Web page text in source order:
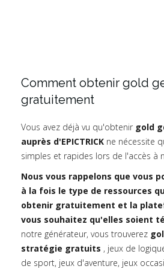
Comment obtenir gold
gratuitement
Vous avez déjà vu qu'obtenir gold
auprès d'EPICTRICK ne nécessite
simples et rapides lors de l'accès à
Nous vous rappelons que vous
à la fois le type de ressources
obtenir gratuitement et la
vous souhaitez qu'elles soient
notre générateur, vous trouverez
stratégie gratuits , jeux de
de sport, jeux d'aventure, jeux